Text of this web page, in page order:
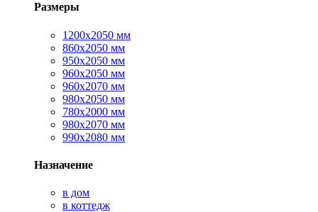
Размеры
1200х2050 мм
860х2050 мм
950х2050 мм
960х2050 мм
960х2070 мм
980х2050 мм
780х2000 мм
980х2070 мм
990х2080 мм
Назначение
в дом
в коттедж